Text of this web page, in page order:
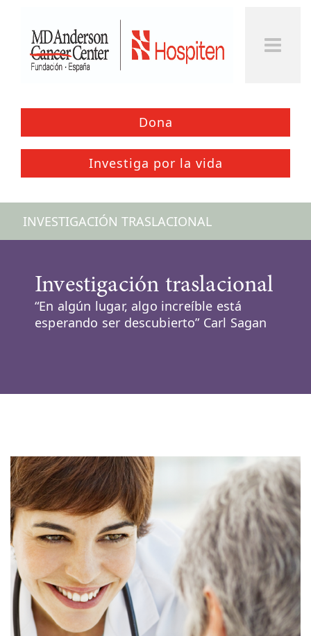
Dona
Investiga por la vida
INVESTIGACIÓN TRASLACIONAL
Investigación traslacional
“En algún lugar, algo increíble está
esperando ser descubierto” Carl Sagan